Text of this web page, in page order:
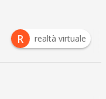
R realtà virtuale